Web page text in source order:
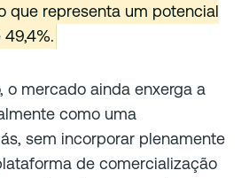
que representa um potencial
o mercado ainda enxerga a
como uma
sem incorporar plenamente
de comercialização